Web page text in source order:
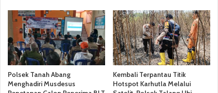
Polsek Tanah Abang
Menghadiri Musdesus
Kembali Terpantau Titik
Hotspot Karhutla Melalui